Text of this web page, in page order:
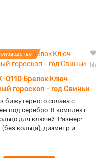
0110 Брелок Ключ
гороскоп - год Свиньи
бижутерного сплава с
под серебро. В комплект
для ключей. Размер:
кольца), диаметр и..